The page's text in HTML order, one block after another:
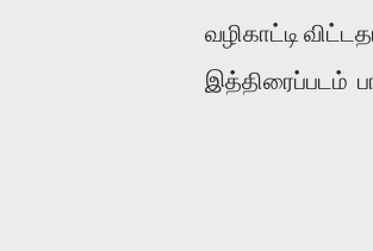
வழிகாட்டி
இத்திரைப்படம்